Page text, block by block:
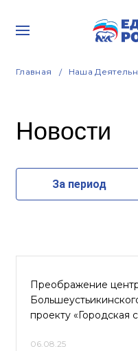
Главная Наша
Новости
За период
Преображение
проекту «Городская
06.08.25